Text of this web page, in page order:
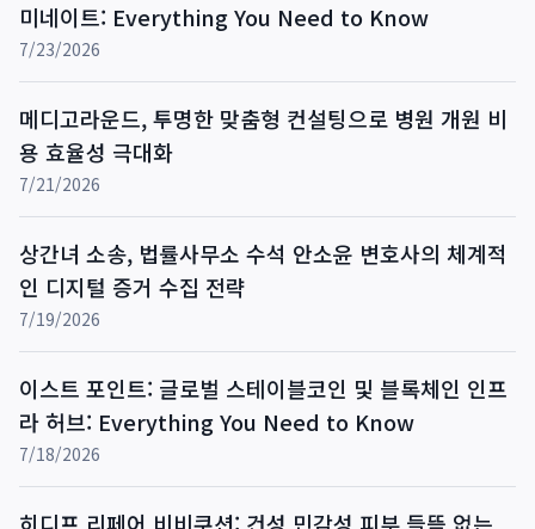
미네이트: Everything You Need to Know
7/23/2026
메디고라운드, 투명한 맞춤형 컨설팅으로 병원 개원 비
용 효율성 극대화
7/21/2026
상간녀 소송, 법률사무소 수석 안소윤 변호사의 체계적
인 디지털 증거 수집 전략
7/19/2026
이스트 포인트: 글로벌 스테이블코인 및 블록체인 인프
라 허브: Everything You Need to Know
7/18/2026